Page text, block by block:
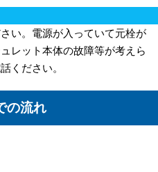
い。電源が入っていて元栓が
レット本体の故障等が考えら
ください。
の流れ